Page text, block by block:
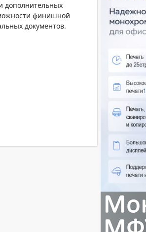
дополнительных
финишной
документов.